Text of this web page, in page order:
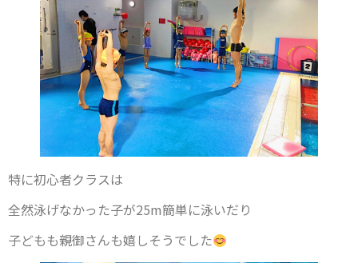
特に初心者クラスは
全然泳げなかった子が25m簡単に泳いだり
子どもも親御さんも嬉しそうでした